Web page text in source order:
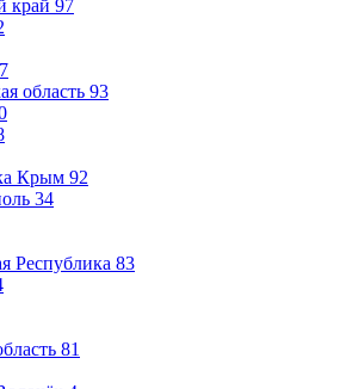
край 97
7
область 93
Крым 92
34
Республика 83
81